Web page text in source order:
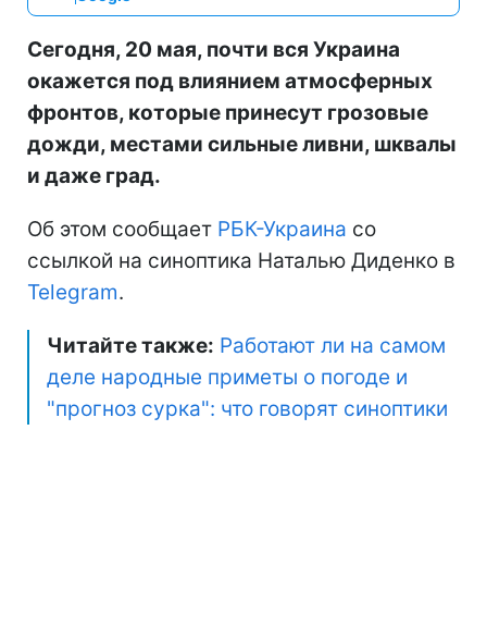
Сегодня, 20 мая, почти вся Украина
окажется под влиянием атмосферных
фронтов, которые принесут грозовые
дожди, местами сильные ливни, шквалы
и даже град.
Об этом сообщает РБК-Украина со
ссылкой на синоптика Наталью Диденко в
Telegram.
Читайте также: Работают ли на самом
деле народные приметы о погоде и
"прогноз сурка": что говорят синоптики